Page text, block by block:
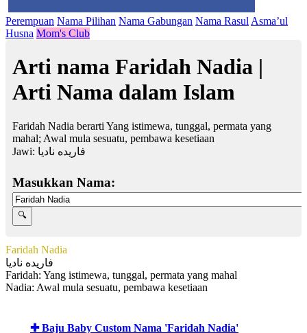
Perempuan Nama Pilihan Nama Gabungan Nama Rasul Asma’ul
Husna Mom's Club
Arti nama Faridah Nadia |
Arti Nama dalam Islam
Faridah Nadia berarti Yang istimewa, tunggal, permata yang
mahal; Awal mula sesuatu, pembawa kesetiaan
Jawi: فاريده ناديا
Masukkan Nama:
Faridah Nadia
فاريده ناديا
Faridah: Yang istimewa, tunggal, permata yang mahal
Nadia: Awal mula sesuatu, pembawa kesetiaan
✚ Baju Baby Custom Nama 'Faridah Nadia'